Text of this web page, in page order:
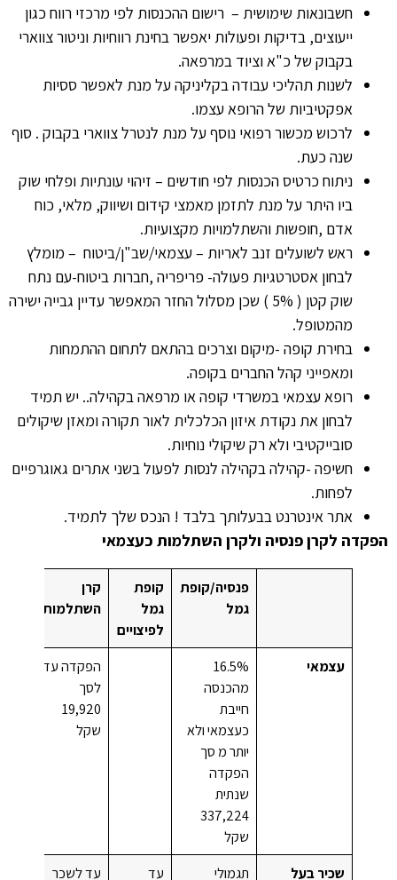
חשבונאות שימושית – רישום ההכנסות לפי מרכזי רווח כגון
ייעוצים, בדיקות ופעולות יאפשר בחינת רווחיות וניטור צווארי
בקבוק של כ"א וציוד במרפאה.
לשנות תהליכי עבודה בקליניקה על מנת לאפשר ססיות
אפקטיביות של הרופא עצמו.
לרכוש מכשור רפואי נוסף על מנת לנטרל צווארי בקבוק . סוף
שנה כעת.
ניתוח כרטיס הכנסות לפי חודשים – זיהוי עונתיות ופלחי שוק
ביו היתר על מנת לתזמן מאמצי קידום ושיווק, מלאי, כוח
אדם ,חופשות והשתלמויות מקצועיות.
ראש לשועלים זנב לאריות – עצמאי/שב"ן/ביטוח – מומלץ
לבחון אסטרטגיות פעולה- פריפריה ,חברות ביטוח-עם נתח
שוק קטן ( 5% ) שכן מסלול החזר המאפשר עדיין גבייה ישירה
מהמטופל.
בחירת קופה -מיקום וצרכים בהתאם לתחום ההתמחות
ומאפייני קהל החברים בקופה.
רופא עצמאי במשרדי קופה או מרפאה בקהילה.. יש תמיד
לבחון את נקודת איזון הכלכלית לאור תקורה ומאזן שיקולים
סובייקטיבי ולא רק שיקולי נוחיות.
חשיפה -קהילה בקהילה לנסות לפעול בשני אתרים גאוגרפיים
לפחות.
אתר אינטרנט בבעלותך בלבד ! הנכס שלך לתמיד.
הפקדה לקרן פנסיה ולקרן השתלמות כעצמאי
פנסיה/קופת
גמל
קופת
גמל
לפיצויים
קרן
השתלמות
עצמאי
16.5%
מהכנסה
חייבת
כעצמאי ולא
יותר מ סך
הפקדה
שנתית
337,224
שקל
הפקדה עד
לסך
19,920
שקל
שכיר בעל
תגמולי
עד
עד לשכר